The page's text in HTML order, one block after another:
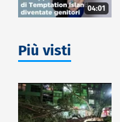
04:01
Più visti